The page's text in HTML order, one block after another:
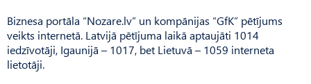
Biznesa portāla “Nozare.lv” un kompānijas “GfK” pētījums
veikts internetā. Latvijā pētījuma laikā aptaujāti 1014
iedzīvotāji, Igaunijā – 1017, bet Lietuvā – 1059 interneta
lietotāji.